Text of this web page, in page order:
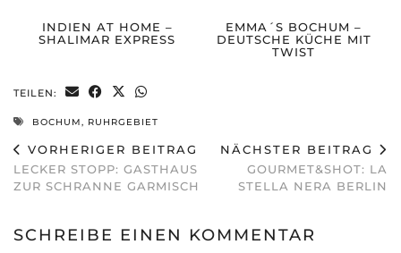
INDIEN AT HOME –
SHALIMAR EXPRESS
EMMA´S BOCHUM –
DEUTSCHE KÜCHE MIT
TWIST
TEILEN:
BOCHUM, RUHRGEBIET
VORHERIGER BEITRAG
LECKER STOPP: GASTHAUS
ZUR SCHRANNE GARMISCH
NÄCHSTER BEITRAG
GOURMET&SHOT: LA
STELLA NERA BERLIN
SCHREIBE EINEN KOMMENTAR